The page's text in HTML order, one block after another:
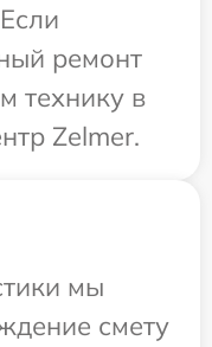
ремонт
технику в
Zelmer.
мы
смету